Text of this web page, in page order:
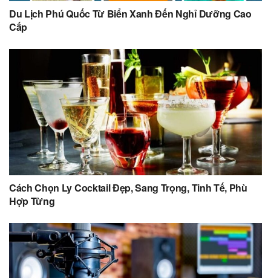
Du Lịch Phú Quốc Từ Biển Xanh Đến Nghỉ Dưỡng Cao
Cấp
Cách Chọn Ly Cocktail Đẹp, Sang Trọng, Tinh Tế, Phù
Hợp Từng